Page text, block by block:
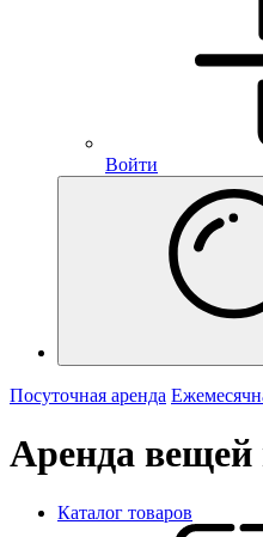
Войти
Посуточная аренда
Аренда вещей
Каталог товаров